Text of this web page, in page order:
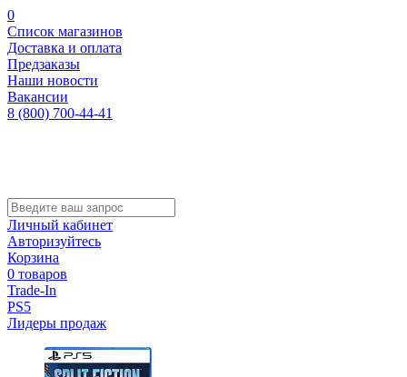
0
Список магазинов
Доставка и оплата
Предзаказы
Наши новости
Вакансии
8 (800) 700-44-41
Личный кабинет
Авторизуйтесь
Корзина
0 товаров
Trade-In
PS5
Лидеры продаж